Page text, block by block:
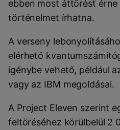
ebben most áttörést
történelmet írhatna.
A verseny
elérhető
igénybe vehető, például
vagy az IBM megoldásai.
A Project Eleven szerint
feltöréséhez körülbelül 2